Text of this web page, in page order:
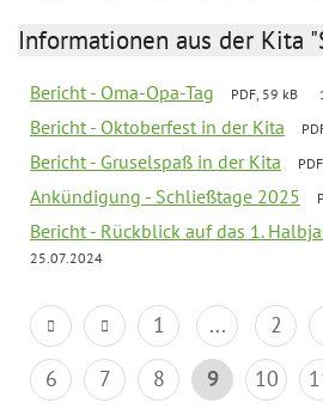
Informationen aus der Kita
Bericht - Oma-Opa-Tag PDF, 59 kB
Bericht - Oktoberfest in der Kita
Bericht - Gruselspaß in der Kita
Ankündigung - Schließtage 2025
Bericht - Rückblick auf das 1.
25.07.2024
1 ... 2
6
7 8 9 10